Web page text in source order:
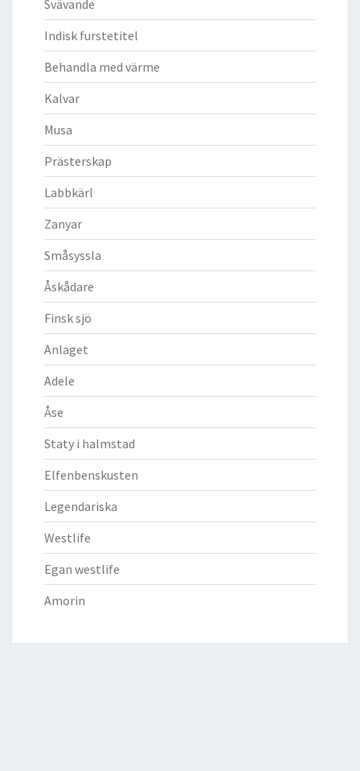
Svävande
Indisk furstetitel
Behandla med värme
Kalvar
Musa
Prästerskap
Labbkärl
Zanyar
Småsyssla
Åskådare
Finsk sjö
Anlaget
Adele
Åse
Staty i halmstad
Elfenbenskusten
Legendariska
Westlife
Egan westlife
Amorin